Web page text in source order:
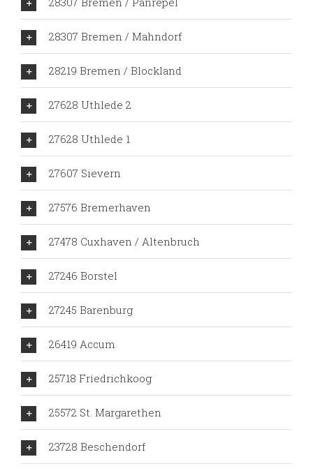
28307 Bremen / Mahndorf
28219 Bremen / Blockland
27628 Uthlede 2
27628 Uthlede 1
27607 Sievern
27576 Bremerhaven
27478 Cuxhaven / Altenbruch
27246 Borstel
27245 Barenburg
26419 Accum
25718 Friedrichkoog
25572 St. Margarethen
23728 Beschendorf